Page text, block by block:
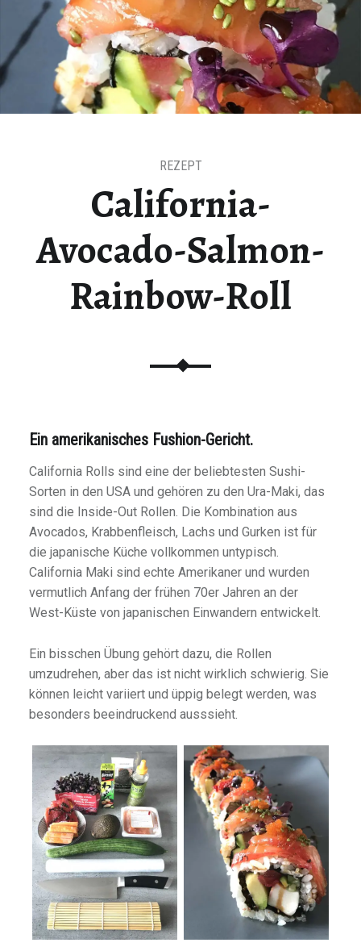
Bloglovin
California-
Avocado-Salmon-
Rainbow-Roll
REZEPT
Ein amerikanisches Fushion-Gericht.
California Rolls sind eine der beliebtesten Sushi-
Sorten in den USA und gehören zu den Ura-Maki, das
sind die Inside-Out Rollen. Die Kombination aus
Avocados, Krabbenfleisch, Lachs und Gurken ist für
die japanische Küche vollkommen untypisch.
California Maki sind echte Amerikaner und wurden
vermutlich Anfang der frühen 70er Jahren an der
West-Küste von japanischen Einwandern entwickelt.
Ein bisschen Übung gehört dazu, die Rollen
umzudrehen, aber das ist nicht wirklich schwierig. Sie
können leicht variiert und üppig belegt werden, was
besonders beeindruckend ausssieht.